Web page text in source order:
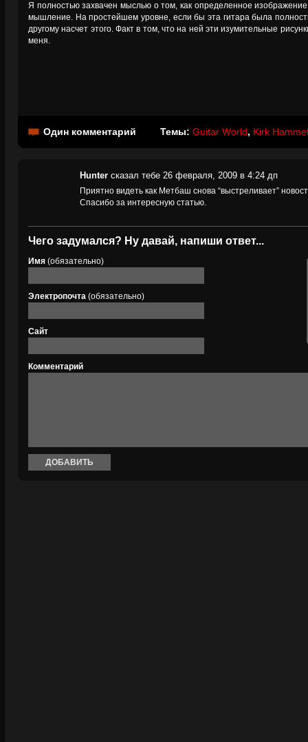
Я полностью захвачен мыслью о том, как определенное
мышление. На простейшем уровне, если бы эта гитара была
другому насчет этого. Факт в том, что на ней эти изумительные
меня.
Один комментарий Темы: Guitar World, Kirk
Hunter сказал тебе 26 февраля, 2009 в 4:24 дп
Приятно видеть как Метбаш снова “выстреливает”
Спасибо за интересную статью.
Чего задумался? Ну давай, напиши ответ...
Имя (обязательно)
Электропочта (обязательно)
Сайт
Комментарий